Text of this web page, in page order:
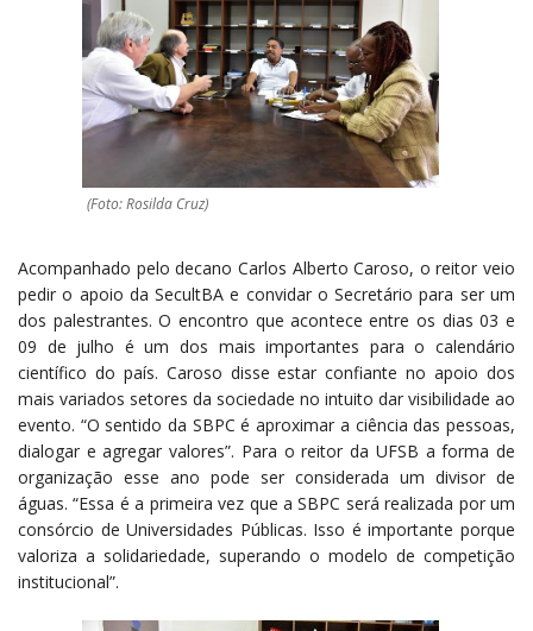
(Foto: Rosilda Cruz)
Acompanhado pelo decano Carlos Alberto Caroso, o reitor veio
pedir o apoio da SecultBA e convidar o Secretário para ser um
dos palestrantes. O encontro que acontece entre os dias 03 e
09 de julho é um dos mais importantes para o calendário
científico do país. Caroso disse estar confiante no apoio dos
mais variados setores da sociedade no intuito dar visibilidade ao
evento. “O sentido da SBPC é aproximar a ciência das pessoas,
dialogar e agregar valores”. Para o reitor da UFSB a forma de
organização esse ano pode ser considerada um divisor de
águas. “Essa é a primeira vez que a SBPC será realizada por um
consórcio de Universidades Públicas. Isso é importante porque
valoriza a solidariedade, superando o modelo de competição
institucional”.